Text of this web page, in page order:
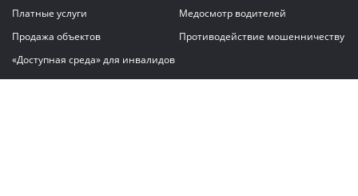
Платные услуги
Медосмотр водителей
Продажа объектов
Противодействие мошенничеству
«Доступная среда» для инвалидов